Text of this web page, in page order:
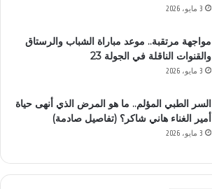
3 مايو، 2026
مواجهة مرتقبة.. موعد مباراة الشباب والرستاق
والقنوات الناقلة في الجولة 23
3 مايو، 2026
السر الطبي المؤلم.. ما هو المرض الذي أنهى حياة
أمير الغناء هاني شاكر؟ (تفاصيل صادمة)
3 مايو، 2026